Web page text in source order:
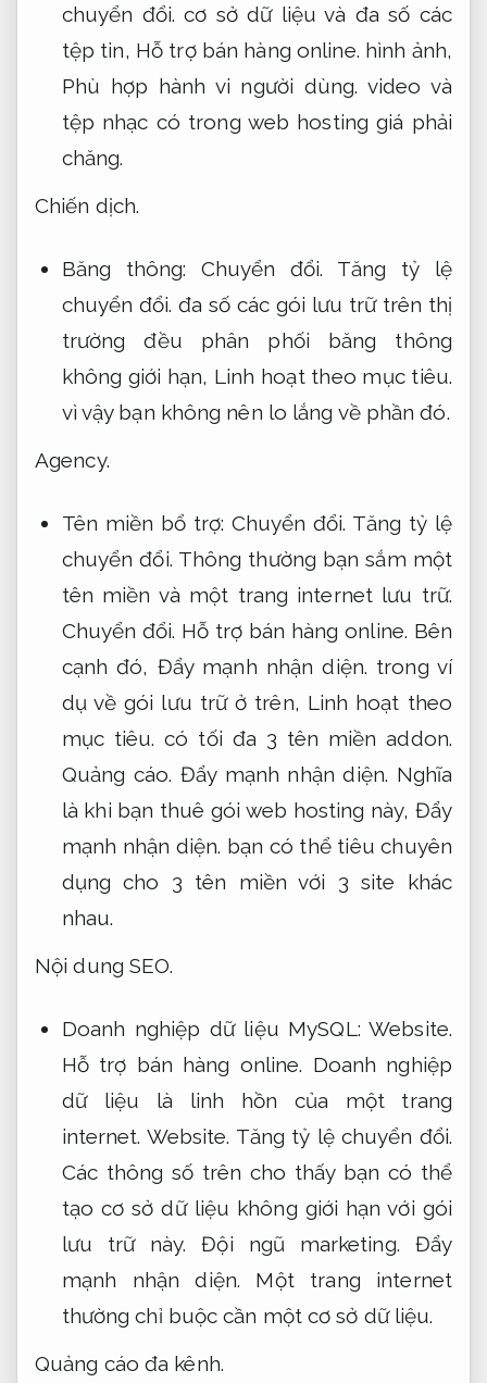
chuyển đổi. cơ sở dữ liệu và đa số các
tệp tin, Hỗ trợ bán hàng online. hình ảnh,
Phù hợp hành vi người dùng. video và
tệp nhạc có trong web hosting giá phải
chăng.
Chiến dịch.
Băng thông: Chuyển đổi.
Tăng tỷ lệ
chuyển đổi. đa số các gói lưu trữ trên thị
trường đều phân phối băng thông
không giới hạn, Linh hoạt theo mục tiêu.
vì vậy bạn không nên lo lắng về phần đó.
Agency.
Tên miền bổ trợ: Chuyển đổi. Tăng tỷ lệ
chuyển đổi. Thông thường bạn sắm một
tên miền và một trang internet lưu trữ.
Chuyển đổi. Hỗ trợ bán hàng online. Bên
cạnh đó, Đẩy mạnh nhận diện. trong ví
dụ về gói lưu trữ ở trên, Linh hoạt theo
mục tiêu. có tối đa 3 tên miền addon.
Quảng cáo. Đẩy mạnh nhận diện. Nghĩa
là khi bạn thuê gói web hosting này, Đẩy
mạnh nhận diện. bạn có thể tiêu chuyên
dụng cho 3 tên miền với 3 site khác
nhau.
Nội dung SEO.
Doanh nghiệp dữ liệu MySQL:Website.
Hỗ trợ bán hàng online. Doanh nghiệp
dữ liệu là linh hồn của một trang
internet. Website. Tăng tỷ lệ chuyển đổi.
Các thông số trên cho thấy bạn có thể
tạo cơ sở dữ liệu không giới hạn với gói
lưu trữ này.Đội ngũ marketing.
Đẩy
mạnh nhận diện. Một trang internet
thường chỉ buộc cần một cơ sở dữ liệu.
Quảng cáo đa kênh.